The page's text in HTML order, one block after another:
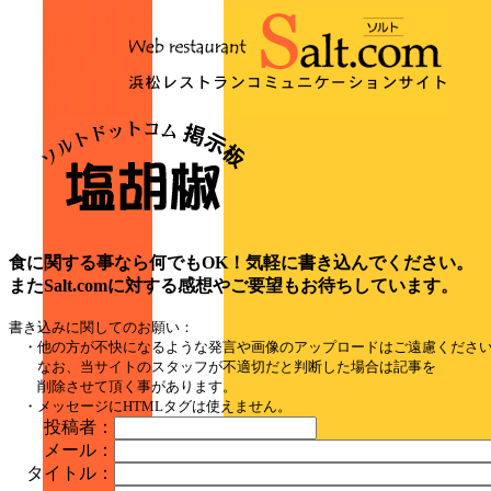
食に関する事なら何でもOK！気軽に書き込んでください。
またSalt.comに対する感想やご要望もお待ちしています。
書き込みに関してのお願い：
・他の方が不快になるような発言や画像のアップロードはご遠慮くださ
なお、当サイトのスタッフが不適切だと判断した場合は記事を
削除させて頂く事があります。
・メッセージにHTMLタグは使えません。
投稿者：
メール：
タイトル：